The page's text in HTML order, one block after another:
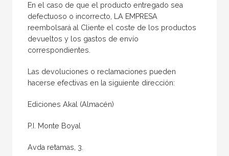
En el caso de que el producto entregado sea
defectuoso o incorrecto, LA EMPRESA
reembolsará al Cliente el coste de los productos
devueltos y los gastos de envío
correspondientes.
Las devoluciones o reclamaciones pueden
hacerse efectivas en la siguiente dirección:
Ediciones Akal (Almacén)
P.I. Monte Boyal
Avda retamas, 3.